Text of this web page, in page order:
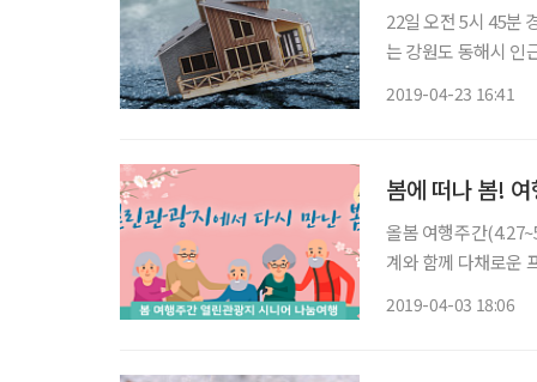
22일 오전 5시 45분
는 강원도 동해시 인
2019-04-23 16:41
봄에 떠나 봄!
올봄 여행주간
계와 함께 다채로운
2019-04-03 18:06